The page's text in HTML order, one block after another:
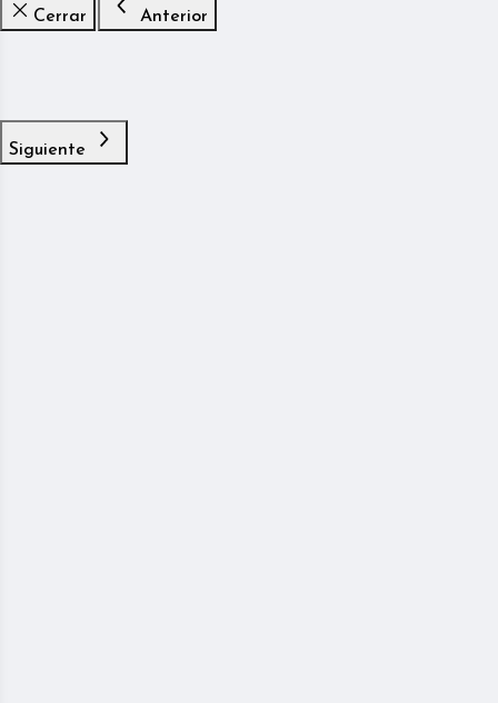
Cerrar Anterior
Siguiente